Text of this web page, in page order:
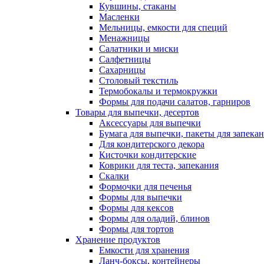
Кувшины, стаканы
Масленки
Мельницы, емкости для специй
Менажницы
Салатники и миски
Салфетницы
Сахарницы
Столовый текстиль
Термобокалы и термокружки
Формы для подачи салатов, гарниров
Товары для выпечки, десертов
Аксессуары для выпечки
Бумага для выпечки, пакеты для
Для кондитерского декора
Кисточки кондитерские
Коврики для теста, запекания
Скалки
Формочки для печенья
Формы для выпечки
Формы для кексов
Формы для оладий, блинов
Формы для тортов
Хранение продуктов
Емкости для хранения
Ланч-боксы, контейнеры